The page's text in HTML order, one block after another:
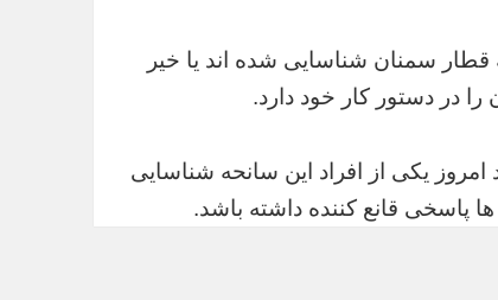
قطار سمنان شناسایی شده اند یا خیر
در دستور کار خود دارد.
یکی از افراد این سانحه شناسایی
پاسخی قانع کننده داشته باشد.